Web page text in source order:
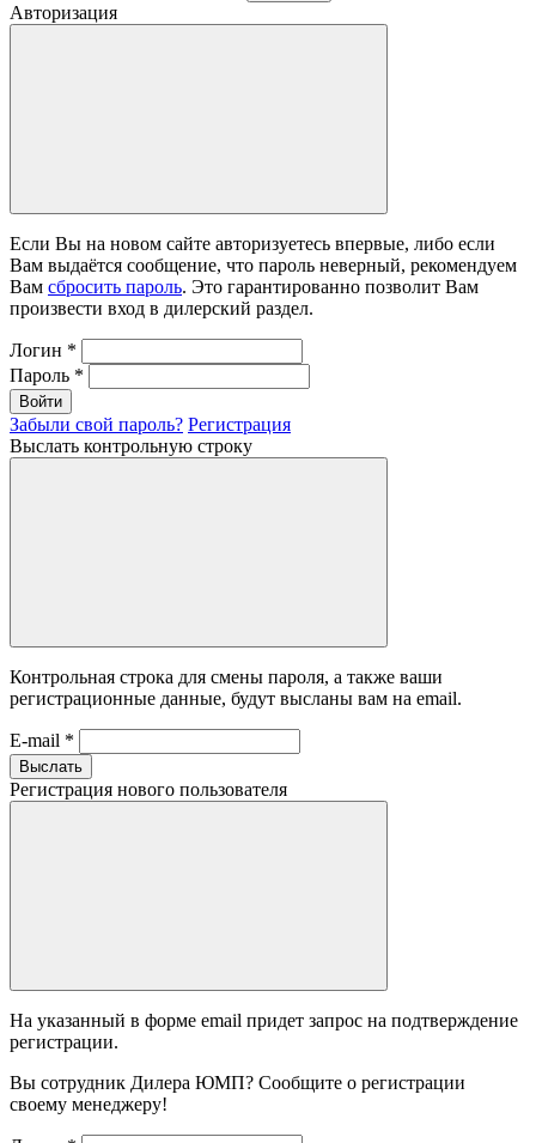
Авторизация
Если Вы на новом сайте авторизуетесь впервые, либо если
Вам выдаётся сообщение, что пароль неверный, рекомендуем
Вам сбросить пароль. Это гарантированно позволит Вам
произвести вход в дилерский раздел.
Логин *
Пароль *
Войти
Забыли свой пароль? Регистрация
Выслать контрольную строку
Контрольная строка для смены пароля, а также ваши
регистрационные данные, будут высланы вам на email.
E-mail *
Выслать
Регистрация нового пользователя
На указанный в форме email придет запрос на подтверждение
регистрации.
Вы сотрудник Дилера ЮМП? Сообщите о регистрации
своему менеджеру!